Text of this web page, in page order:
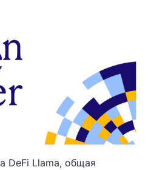
DeFi Llama, общая